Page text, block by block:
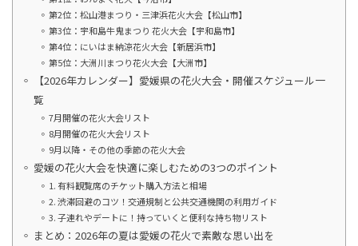
第2位：松山港まつり・三津浜花火大会【松山市】
第3位：宇和島牛鬼まつり 花火大会【宇和島市】
第4位：にいはま納涼花火大会【新居浜市】
第5位：大洲川まつり花火大会【大洲市】
【2026年カレンダー】愛媛県の花火大会・開催スケジュール一
覧
7月開催の花火大会リスト
8月開催の花火大会リスト
9月以降・その他の季節の花火大会
愛媛の花火大会を快適に楽しむための3つのポイント
1. 有料観覧席のチケット購入方法と相場
2. 渋滞回避のコツ！交通規制と公共交通機関の利用ガイド
3. 子連れやデートに！持っていくと便利な持ち物リスト
まとめ：2026年の夏は愛媛の花火で素敵な思い出を